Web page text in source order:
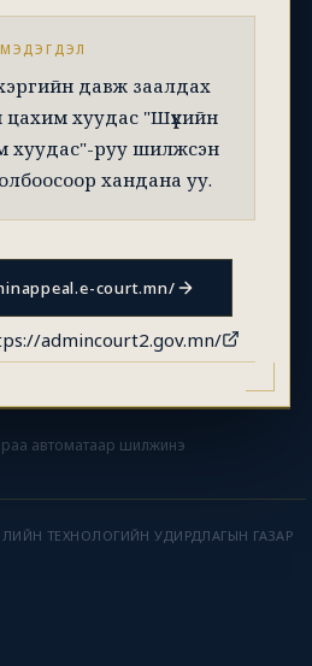
МЭДЭГДЭЛ
давж заалдах
цахим хуудас "Шүүхийн
хуудас"-руу шилжсэн
хандана уу.
court.mn/
admincourt2.gov.mn/
автоматаар шилжинэ
ТЕХНОЛОГИЙН УДИРДЛАГЫН ГАЗАР